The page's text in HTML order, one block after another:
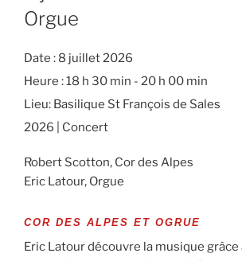
Orgue
Date : 8 juillet 2026
Heure :18 h 30 min - 20 h 00 min
Lieu: Basilique St François de Sales
2026 | Concert
Robert Scotton, Cor des Alpes
Eric Latour, Orgue
COR DES ALPES ET OGRUE
Eric Latour découvre la musique